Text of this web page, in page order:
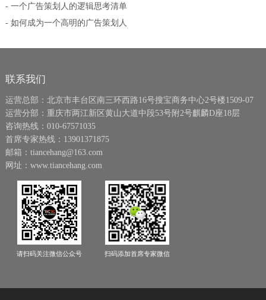
- 一个广告策划人的逻辑思考清单
- 如何成为一个高明的广告策划人
联系我们
运营总部：北京市丰台区南三环西路16号搜宝商务中心2号楼1509-07
运营分部：重庆市两江新区黄山大道中段53号附2号麒麟D座18层
咨询热线：010-67571035
首席专家热线：13901371875
邮箱：tiancehang@163.com
网址：www.tiancehang.com
请扫码关注微信公众号 扫码添加首席专家微信